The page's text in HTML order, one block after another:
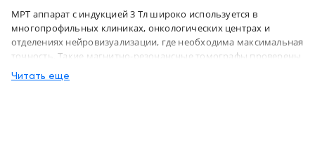
МРТ аппарат с индукцией 3 Тл широко используется в
многопрофильных клиниках, онкологических центрах и
отделениях нейровизуализации, где необходима максимальная
точность. Такие магнитно-резонансные томографы проверены
в условиях интенсивной клинической нагрузки, в том числе
при обследованиях пациентов с подозрением на онкологию,
Читать еще